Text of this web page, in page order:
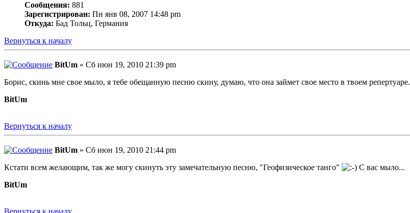
Сообщения: 881
Зарегистрирован: Пн янв 08, 2007 14:48 pm
Откуда: Бад Тольц, Германия
Вернуться к началу
BitUm » Сб июн 19, 2010 21:39 pm
Борис, скинь мне свое мыло, я тебе обещанную песню скину, думаю, что она займет свое место в твоем репертуаре.
BitUm
Вернуться к началу
BitUm » Сб июн 19, 2010 21:44 pm
Кстати всем желающим, так же могу скинуть эту замечательную песню, "Геофизическое танго"
С вас мыло...
BitUm
Вернуться к началу